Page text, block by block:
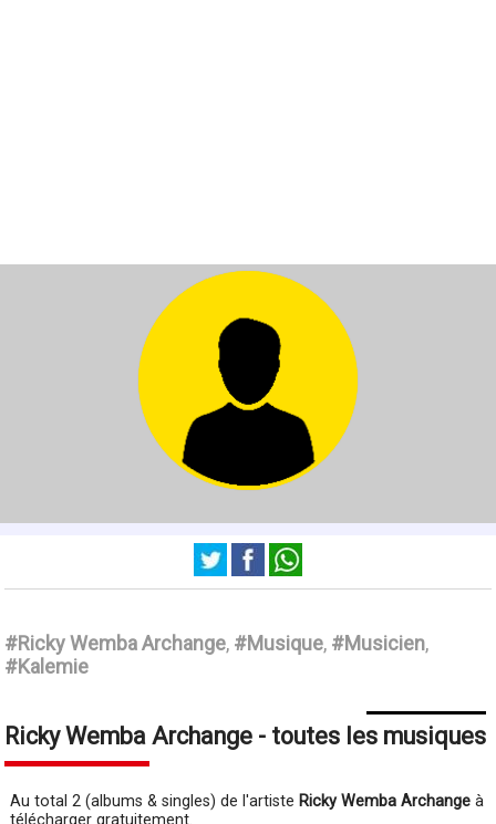
#Ricky Wemba Archange, #Musique, #Musicien,
#Kalemie
Ricky Wemba Archange - toutes les musiques
Au total 2 (albums & singles) de l'artiste Ricky Wemba Archange à
télécharger gratuitement.